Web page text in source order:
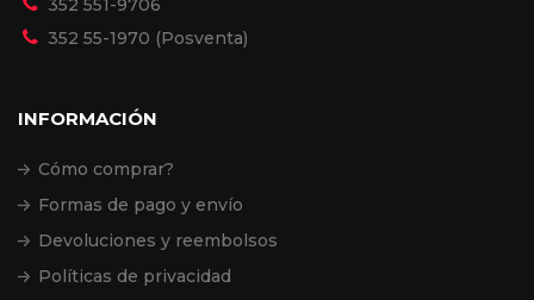
352 551-9706
352 55-1970 (Posventa)
INFORMACIÓN
Cómo comprar?
Formas de pago y envío
Devoluciones y reembolsos
Políticas de privacidad